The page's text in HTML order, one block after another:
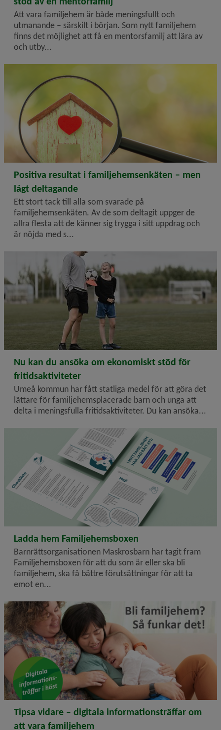
Att vara familjehem är både meningsfullt och
utmanande – särskilt i början. Som nytt familjehem
finns det möjlighet att få en mentorsfamilj att lära av
och utby...
2026-03-02
Positiva resultat i familjehemsenkäten – men
lågt deltagande
Ett stort tack till alla som svarade på
familjehemsenkäten. Av de som deltagit uppger de
allra flesta att de känner sig trygga i sitt uppdrag och
är nöjda med s...
2025-11-06
Nu kan du ansöka om ekonomiskt stöd för
fritidsaktiviteter
Umeå kommun har fått statliga medel för att göra det
lättare för familje­hems­placerade barn och unga att
delta i meningsfulla fritidsaktiviteter. Du kan ansöka...
2025-10-21
Ladda hem Familjehemsboxen
Barnrättsorganisationen Maskrosbarn har tagit fram
Familjehemsboxen för att du som är eller ska bli
familjehem, ska få bättre förutsättningar för att ta
emot en...
2025-09-01
Tipsa vidare – digitala informationsträffar om
att vara familjehem